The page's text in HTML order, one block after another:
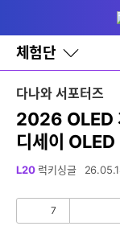
와
홈
체험단
바
로
가
기
레
이
어
토
다나와 서포터즈
2026 OLED
디세이
L20 럭키싱글
7